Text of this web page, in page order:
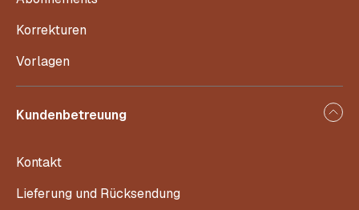
Korrekturen
Vorlagen
Kundenbetreuung
Kontakt
Lieferung und Rücksendung